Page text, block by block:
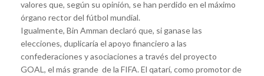
valores que, según su opinión, se han perdido en el máximo
órgano rector del fútbol mundial.
Igualmente, Bin Amman declaró que, si ganase las
elecciones, duplicaría el apoyo financiero a las
confederaciones y asociaciones a través del proyecto
GOAL, el más grande de la FIFA. El qatarí, como promotor de